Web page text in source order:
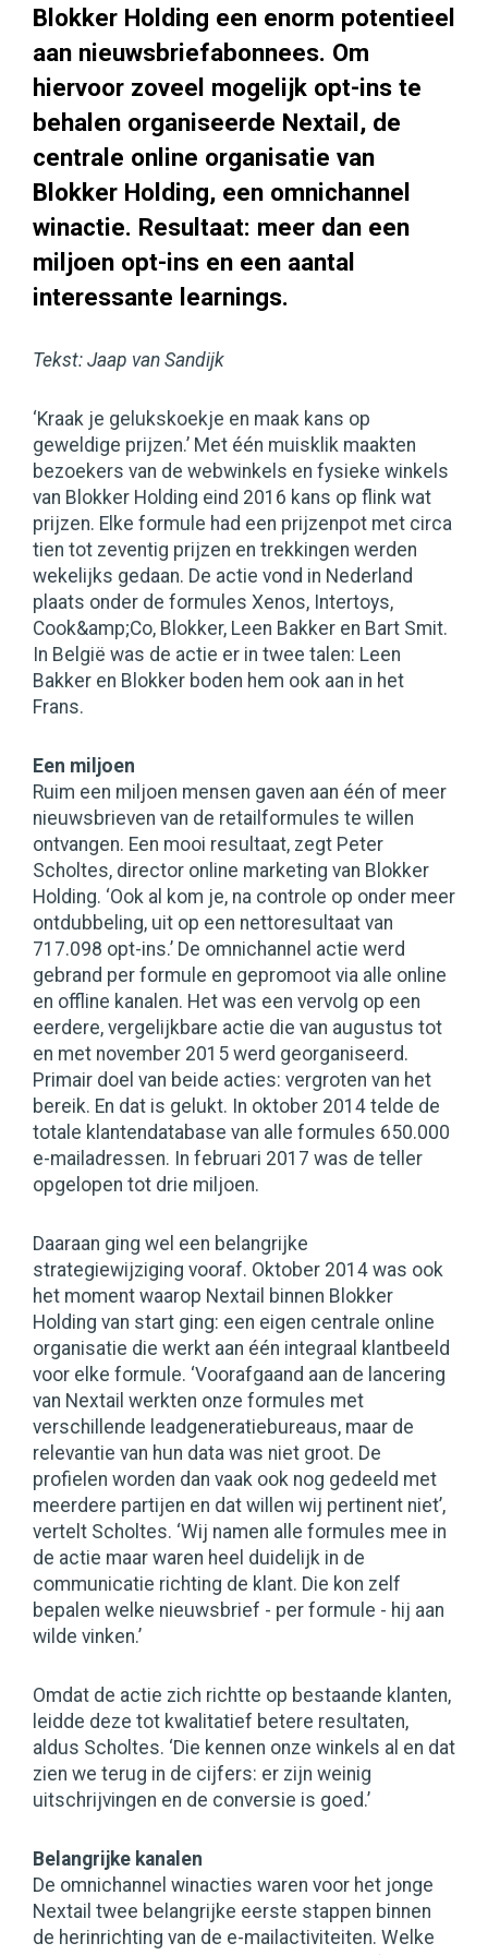
Blokker Holding een enorm potentieel
aan nieuwsbriefabonnees. Om
hiervoor zoveel mogelijk opt-ins te
behalen organiseerde Nextail, de
centrale online organisatie van
Blokker Holding, een omnichannel
winactie. Resultaat: meer dan een
miljoen opt-ins en een aantal
interessante learnings.
Tekst: Jaap van Sandijk
‘Kraak je gelukskoekje en maak kans op
geweldige prijzen.’ Met één muisklik maakten
bezoekers van de webwinkels en fysieke winkels
van Blokker Holding eind 2016 kans op flink wat
prijzen. Elke formule had een prijzenpot met circa
tien tot zeventig prijzen en trekkingen werden
wekelijks gedaan. De actie vond in Nederland
plaats onder de formules Xenos, Intertoys,
Cook&amp;Co, Blokker, Leen Bakker en Bart Smit.
In België was de actie er in twee talen: Leen
Bakker en Blokker boden hem ook aan in het
Frans.
Een miljoen
Ruim een miljoen mensen gaven aan één of meer
nieuwsbrieven van de retailformules te willen
ontvangen. Een mooi resultaat, zegt Peter
Scholtes, director online marketing van Blokker
Holding. ‘Ook al kom je, na controle op onder meer
ontdubbeling, uit op een nettoresultaat van
717.098 opt-ins.’ De omnichannel actie werd
gebrand per formule en gepromoot via alle online
en offline kanalen. Het was een vervolg op een
eerdere, vergelijkbare actie die van augustus tot
en met november 2015 werd georganiseerd.
Primair doel van beide acties: vergroten van het
bereik. En dat is gelukt. In oktober 2014 telde de
totale klantendatabase van alle formules 650.000
e-mailadressen. In februari 2017 was de teller
opgelopen tot drie miljoen.
Daaraan ging wel een belangrijke
strategiewijziging vooraf. Oktober 2014 was ook
het moment waarop Nextail binnen Blokker
Holding van start ging: een eigen centrale online
organisatie die werkt aan één integraal klantbeeld
voor elke formule. ‘Voorafgaand aan de lancering
van Nextail werkten onze formules met
verschillende leadgeneratiebureaus, maar de
relevantie van hun data was niet groot. De
profielen worden dan vaak ook nog gedeeld met
meerdere partijen en dat willen wij pertinent niet’,
vertelt Scholtes. ‘Wij namen alle formules mee in
de actie maar waren heel duidelijk in de
communicatie richting de klant. Die kon zelf
bepalen welke nieuwsbrief - per formule - hij aan
wilde vinken.’
Omdat de actie zich richtte op bestaande klanten,
leidde deze tot kwalitatief betere resultaten,
aldus Scholtes. ‘Die kennen onze winkels al en dat
zien we terug in de cijfers: er zijn weinig
uitschrijvingen en de conversie is goed.’
Belangrijke kanalen
De omnichannel winacties waren voor het jonge
Nextail twee belangrijke eerste stappen binnen
de herinrichting van de e-mailactiviteiten. Welke